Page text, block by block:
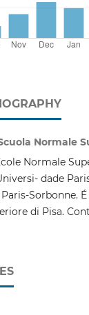
Normale
Normale
dade
Sorbonne.
di Pisa.